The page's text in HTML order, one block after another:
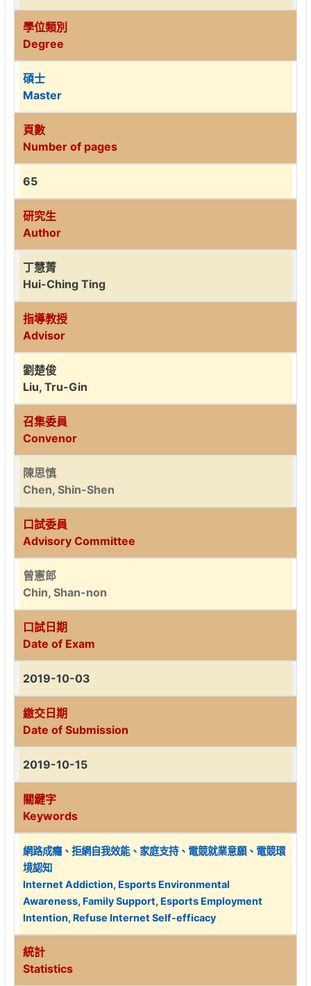
學位類別
Degree
碩士
Master
頁數
Number of pages
65
研究生
Author
丁慧菁
Hui-Ching Ting
指導教授
Advisor
劉楚俊
Liu, Tru-Gin
召集委員
Convenor
陳思慎
Chen, Shin-Shen
口試委員
Advisory Committee
曾憲郎
Chin, Shan-non
口試日期
Date of Exam
2019-10-03
繳交日期
Date of Submission
2019-10-15
關鍵字
Keywords
網路成癮、拒網自我效能、家庭支持、電競就業意願、電競環
境認知
Internet Addiction, Esports Environmental
Awareness, Family Support, Esports Employment
Intention, Refuse Internet Self-efficacy
統計
Statistics